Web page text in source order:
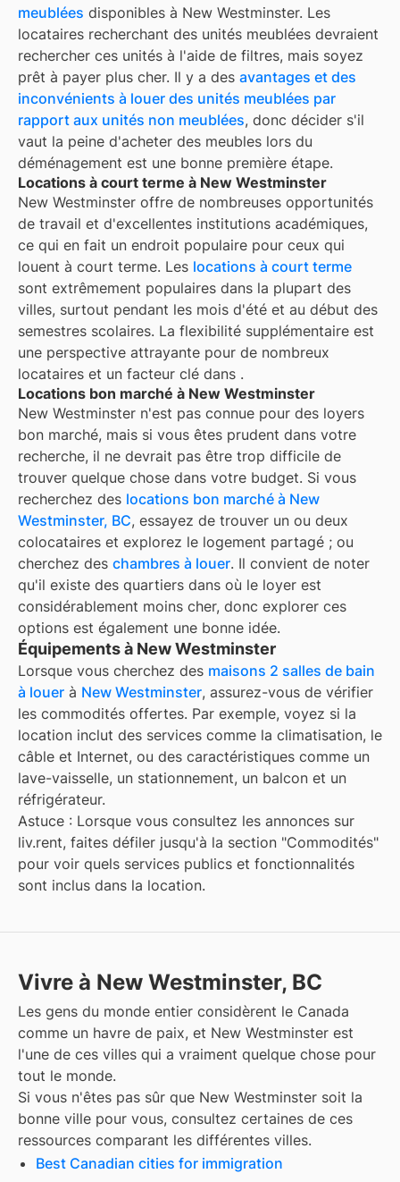
meublées disponibles à New Westminster. Les
locataires recherchant des unités meublées devraient
rechercher ces unités à l'aide de filtres, mais soyez
prêt à payer plus cher. Il y a des avantages et des
inconvénients à louer des unités meublées par
rapport aux unités non meublées, donc décider s'il
vaut la peine d'acheter des meubles lors du
déménagement est une bonne première étape.
Locations à court terme à New Westminster
New Westminster offre de nombreuses opportunités
de travail et d'excellentes institutions académiques,
ce qui en fait un endroit populaire pour ceux qui
louent à court terme. Les locations à court terme
sont extrêmement populaires dans la plupart des
villes, surtout pendant les mois d'été et au début des
semestres scolaires. La flexibilité supplémentaire est
une perspective attrayante pour de nombreux
locataires et un facteur clé dans .
Locations bon marché à New Westminster
New Westminster n'est pas connue pour des loyers
bon marché, mais si vous êtes prudent dans votre
recherche, il ne devrait pas être trop difficile de
trouver quelque chose dans votre budget. Si vous
recherchez des locations bon marché à New
Westminster, BC, essayez de trouver un ou deux
colocataires et explorez le logement partagé ; ou
cherchez des chambres à louer. Il convient de noter
qu'il existe des quartiers dans où le loyer est
considérablement moins cher, donc explorer ces
options est également une bonne idée.
Équipements à New Westminster
Lorsque vous cherchez des maisons 2 salles de bain
à louer à New Westminster, assurez-vous de vérifier
les commodités offertes. Par exemple, voyez si la
location inclut des services comme la climatisation, le
câble et Internet, ou des caractéristiques comme un
lave-vaisselle, un stationnement, un balcon et un
réfrigérateur.
Astuce : Lorsque vous consultez les annonces sur
liv.rent, faites défiler jusqu'à la section "Commodités"
pour voir quels services publics et fonctionnalités
sont inclus dans la location.
Vivre à New Westminster, BC
Les gens du monde entier considèrent le Canada
comme un havre de paix, et New Westminster est
l'une de ces villes qui a vraiment quelque chose pour
tout le monde.
Si vous n'êtes pas sûr que New Westminster soit la
bonne ville pour vous, consultez certaines de ces
ressources comparant les différentes villes.
Best Canadian cities for immigration